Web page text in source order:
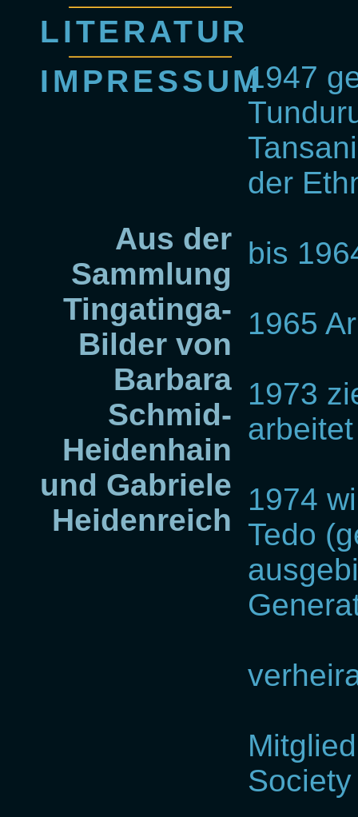
LITERATUR
IMPRESSUM
Aus der
Sammlung
Tingatinga-
Bilder von
Barbara
Schmid-
Heidenhain
und Gabriele
Heidenreich
1947
der
bis
1965
1973
1974
Tedo
Society